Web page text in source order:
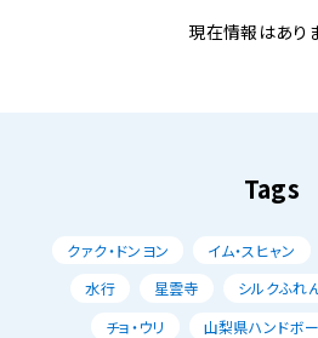
現在情報はあり
Tags
クァク・ドンヨン イム・スヒャン
水行
星雲寺 シルクふれ
チョ・ウリ
山梨県ハンドボ